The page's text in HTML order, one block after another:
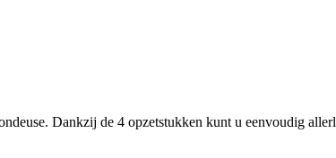
Dankzij de 4 opzetstukken kunt u eenvoudig